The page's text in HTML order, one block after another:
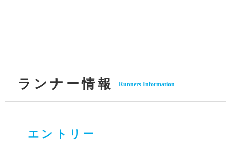
ランナー情報 Runners Information
エントリー